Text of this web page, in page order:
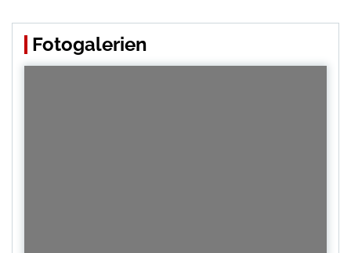
Fotogalerien